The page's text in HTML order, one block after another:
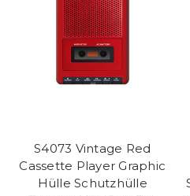
S4073 Vintage Red
Cassette Player Graphic
Hülle Schutzhülle